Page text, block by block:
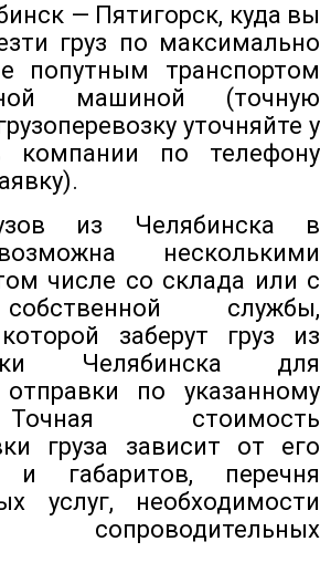
— Пятигорск, куда вы
груз по максимально
попутным транспортом
машиной (точную
уточняйте у
компании по телефону
из Челябинска в
несколькими
числе со склада или с
службы,
заберут груз из
Челябинска для
по указанному
стоимость
груза зависит от его
и габаритов, перечня
услуг, необходимости
сопроводительных